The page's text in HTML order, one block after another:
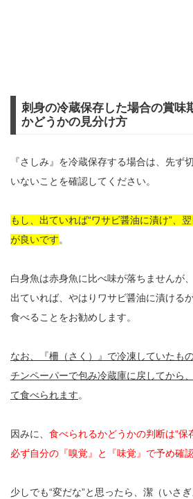
刺身の冷蔵保存した場合の賞味
かどうかの見分け方
『さしみ』を冷蔵保存する場合は、先ず
いないことを確認してください。
もし、出ていれば“ワサビ醤油に漬け”、
が良いです。
白身魚は赤身魚に比べ味が落ちませんが
出ていれば、やはりワサビ醤油に漬ける
食べることをお勧めします。
なお、『柵（さく）』で冷凍していたも
チンペーパーで包み冷蔵庫に戻してから
て食べられます。
因みに、 食べられるかどうかの判断は“保
必ず自分の『嗅覚』と『味覚』で予め確
少しでも“変だな”と思ったら、潔（いさ